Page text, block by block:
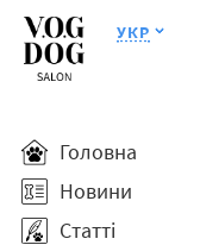
УКР
Головна
Новини
Статті